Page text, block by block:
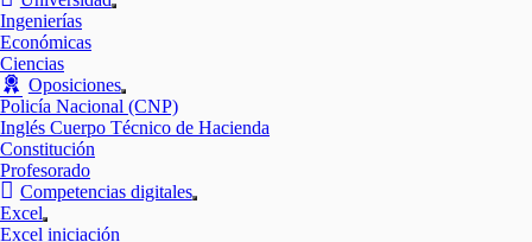
Mostrar
Ingenierías
Económicas
Ciencias
Oposiciones
Mostrar
el
submenú
Policía Nacional (CNP)
Inglés Cuerpo Técnico de Hacienda
Constitución
Profesorado
Competencias digitales
Mostrar
Excel
Mostrar
Excel iniciación